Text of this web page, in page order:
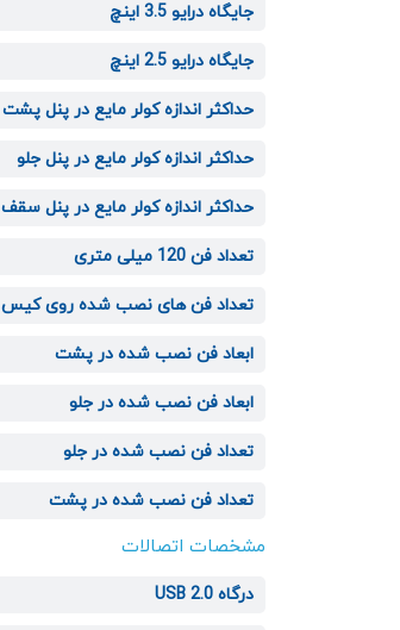
جایگاه درایو 3.5 اینچ
جایگاه درایو 2.5 اینچ
حداکثر اندازه کولر مایع در پنل پشت
حداکثر اندازه کولر مایع در پنل جلو
حداکثر اندازه کولر مایع در پنل سقف
تعداد فن 120 میلی متری
تعداد فن های نصب شده روی کیس
ابعاد فن نصب شده در پشت
ابعاد فن نصب شده در جلو
تعداد فن نصب شده در جلو
تعداد فن نصب شده در پشت
مشخصات اتصالات
درگاه USB 2.0